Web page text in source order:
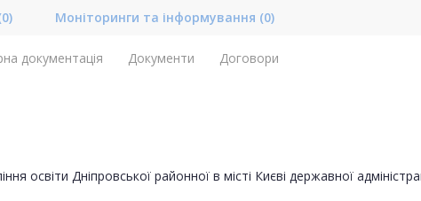
Моніторинги та інформування (0)
документація Документи Договори
освіти Дніпровської районної в місті Києві державної